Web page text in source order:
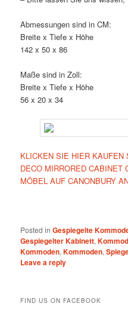
Abmessungen sind in CM:
Breite x Tiefe x Höhe
142 x 50 x 86
Maße sind in Zoll:
Breite x Tiefe x Höhe
56 x 20 x 34
KLICKEN SIE HIER
DECO MIRRORED CABINET
MÖBEL AUF CANONBURY
Posted in Gespiegelte
Gespiegelter Kabinett,
Kommoden,Kommoden,
Leave a reply
FIND US ON FACEBOOK